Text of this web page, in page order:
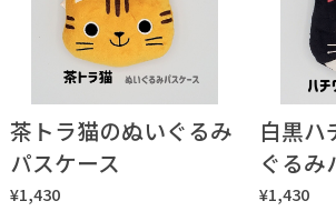
茶トラ猫のぬいぐるみ
パスケース
¥1,430
白黒ハ
ぐるみ
¥1,430